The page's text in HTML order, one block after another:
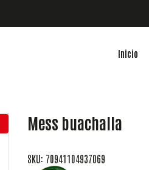
Inicio
Mess buachalla
SKU: 70941104937069